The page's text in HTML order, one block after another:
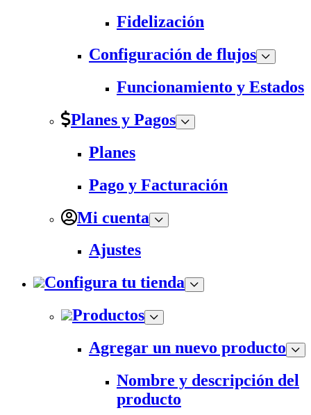
Fidelización
Configuración de flujos
Funcionamiento y Estados
Planes y Pagos
Planes
Pago y Facturación
Mi cuenta
Ajustes
Configura tu tienda
Productos
Agregar un nuevo producto
Nombre y descripción del
producto